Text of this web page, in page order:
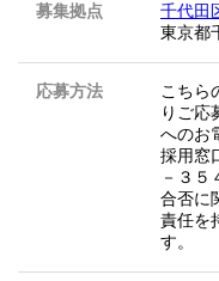
募集拠点
千代田
東京都
応募方法
こちら
りご
へのお
採用窓
－３
合否に
責任を
す。